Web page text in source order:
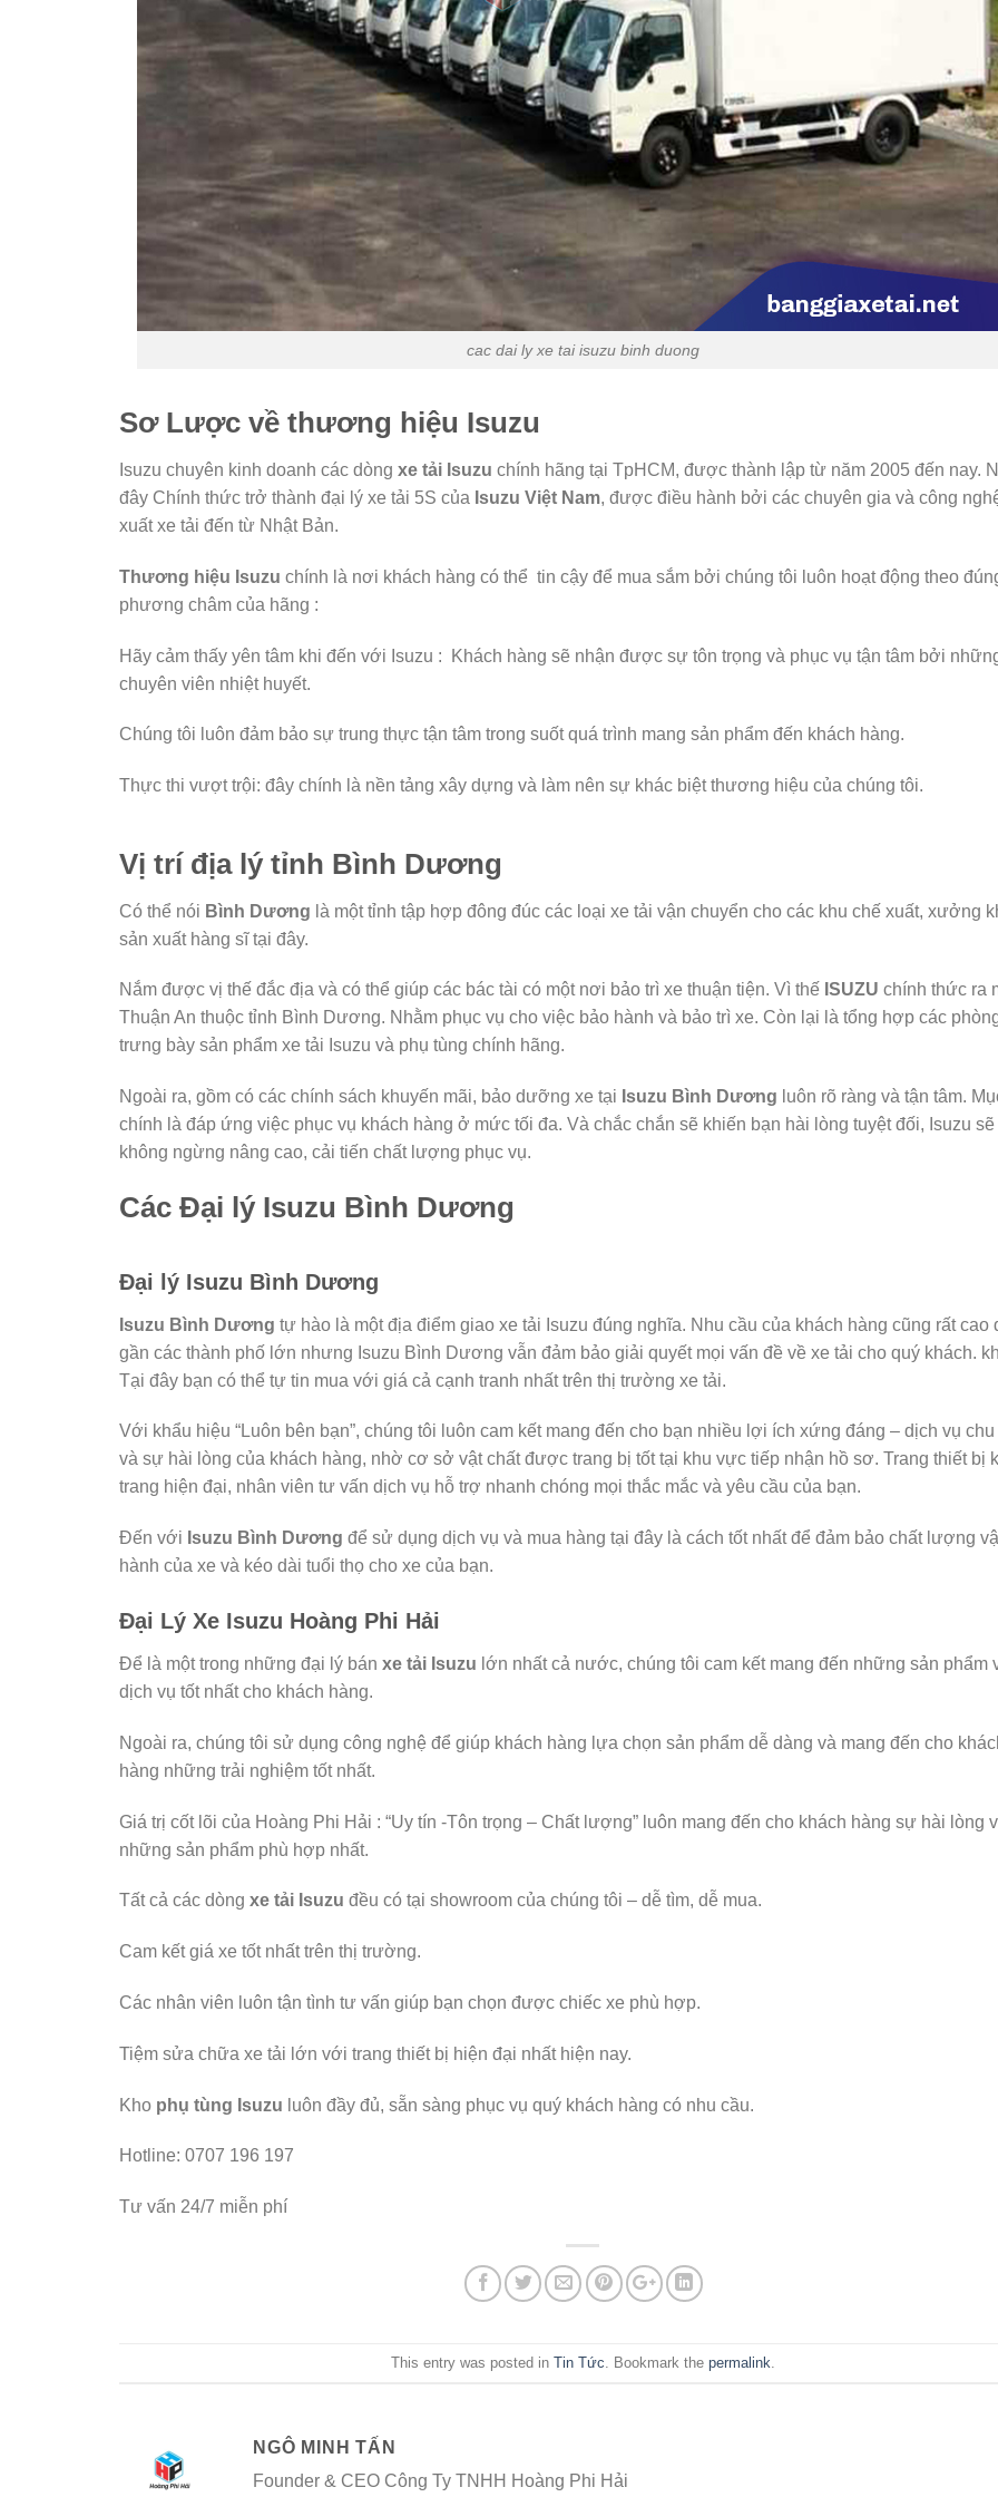
cac dai ly xe tai isuzu binh duong
Sơ Lược về thương hiệu Isuzu
Isuzu chuyên kinh doanh các dòng xe tải Isuzu chính hãng tại TpHCM, được thành lập từ năm 2005 đến nay.
đây Chính thức trở thành đại lý xe tải 5S của Isuzu Việt Nam, được điều hành bởi các chuyên gia và công
xuất xe tải đến từ Nhật Bản.
Thương hiệu Isuzu chính là nơi khách hàng có thể tin cậy để mua sắm bởi chúng tôi luôn hoạt động theo
phương châm của hãng :
Hãy cảm thấy yên tâm khi đến với Isuzu : Khách hàng sẽ nhận được sự tôn trọng và phục vụ tận tâm bởi
chuyên viên nhiệt huyết.
Chúng tôi luôn đảm bảo sự trung thực tận tâm trong suốt quá trình mang sản phẩm đến khách hàng.
Thực thi vượt trội: đây chính là nền tảng xây dựng và làm nên sự khác biệt thương hiệu của chúng tôi.
Vị trí địa lý tỉnh Bình Dương
Có thể nói Bình Dương là một tỉnh tập hợp đông đúc các loại xe tải vận chuyển cho các khu chế xuất, xưởng
sản xuất hàng sĩ tại đây.
Nắm được vị thế đắc địa và có thể giúp các bác tài có một nơi bảo trì xe thuận tiện. Vì thế ISUZU chính thức ra
Thuận An thuộc tỉnh Bình Dương. Nhằm phục vụ cho việc bảo hành và bảo trì xe. Còn lại là tổng hợp các
trưng bày sản phẩm xe tải Isuzu và phụ tùng chính hãng.
Ngoài ra, gồm có các chính sách khuyến mãi, bảo dưỡng xe tại Isuzu Bình Dương luôn rõ ràng và tận tâm.
chính là đáp ứng việc phục vụ khách hàng ở mức tối đa. Và chắc chắn sẽ khiến bạn hài lòng tuyệt đối, Isuzu sẽ
không ngừng nâng cao, cải tiến chất lượng phục vụ.
Các Đại lý Isuzu Bình Dương
Đại lý Isuzu Bình Dương
Isuzu Bình Dương tự hào là một địa điểm giao xe tải Isuzu đúng nghĩa. Nhu cầu của khách hàng cũng rất cao
gần các thành phố lớn nhưng Isuzu Bình Dương vẫn đảm bảo giải quyết mọi vấn đề về xe tải cho quý khách.
Tại đây bạn có thể tự tin mua với giá cả cạnh tranh nhất trên thị trường xe tải.
Với khẩu hiệu “Luôn bên bạn”, chúng tôi luôn cam kết mang đến cho bạn nhiều lợi ích xứng đáng – dịch vụ
và sự hài lòng của khách hàng, nhờ cơ sở vật chất được trang bị tốt tại khu vực tiếp nhận hồ sơ. Trang thiết bị
trang hiện đại, nhân viên tư vấn dịch vụ hỗ trợ nhanh chóng mọi thắc mắc và yêu cầu của bạn.
Đến với Isuzu Bình Dương để sử dụng dịch vụ và mua hàng tại đây là cách tốt nhất để đảm bảo chất lượng
hành của xe và kéo dài tuổi thọ cho xe của bạn.
Đại Lý Xe Isuzu Hoàng Phi Hải
Để là một trong những đại lý bán xe tải Isuzu lớn nhất cả nước, chúng tôi cam kết mang đến những sản phẩm
dịch vụ tốt nhất cho khách hàng.
Ngoài ra, chúng tôi sử dụng công nghệ để giúp khách hàng lựa chọn sản phẩm dễ dàng và mang đến cho
hàng những trải nghiệm tốt nhất.
Giá trị cốt lõi của Hoàng Phi Hải : “Uy tín -Tôn trọng – Chất lượng” luôn mang đến cho khách hàng sự hài lòng
những sản phẩm phù hợp nhất.
Tất cả các dòng xe tải Isuzu đều có tại showroom của chúng tôi – dễ tìm, dễ mua.
Cam kết giá xe tốt nhất trên thị trường.
Các nhân viên luôn tận tình tư vấn giúp bạn chọn được chiếc xe phù hợp.
Tiệm sửa chữa xe tải lớn với trang thiết bị hiện đại nhất hiện nay.
Kho phụ tùng Isuzu luôn đầy đủ, sẵn sàng phục vụ quý khách hàng có nhu cầu.
Hotline: 0707 196 197
Tư vấn 24/7 miễn phí
This entry was posted in Tin Tức . Bookmark the permalink
NGÔ MINH TẤN
Founder & CEO Công Ty TNHH Hoàng Phi Hải